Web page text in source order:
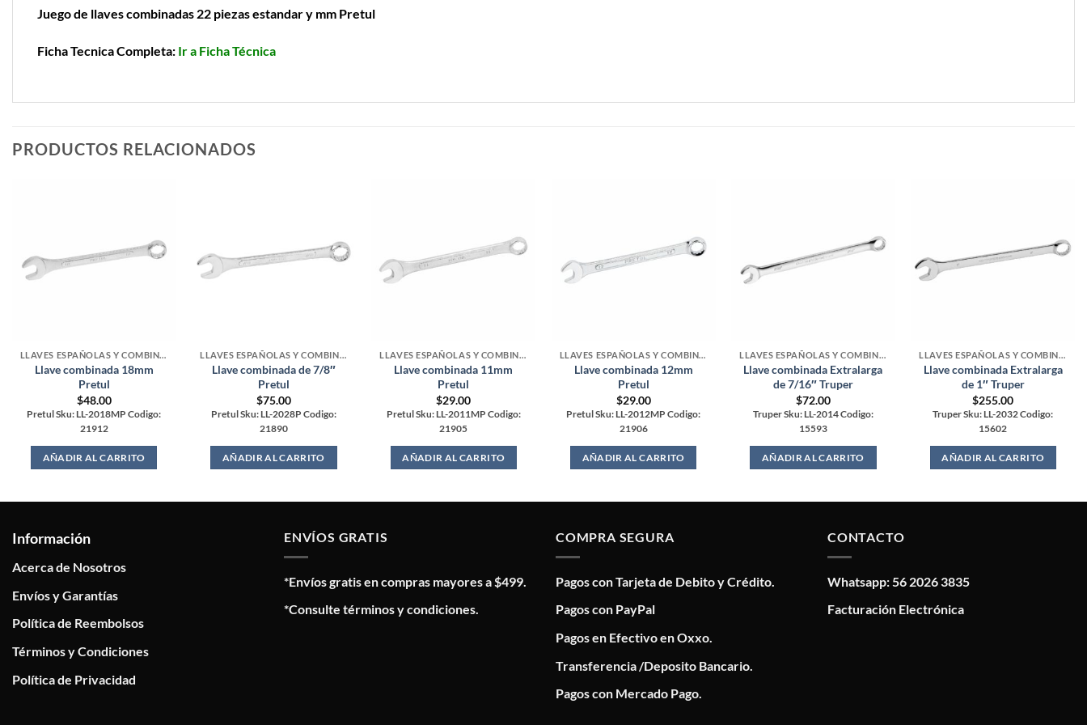
Juego de llaves combinadas 22 piezas estandar y mm Pretul
Ficha Tecnica Completa: Ir a Ficha Técnica
PRODUCTOS RELACIONADOS
LLAVES ESPAÑOLAS Y COMBINADAS
Llave combinada 18mm
Pretul
$48.00
Pretul Sku: LL-2018MP Codigo:
21912
AÑADIR AL CARRITO
LLAVES ESPAÑOLAS Y COMBINADAS
Llave combinada de 7/8″
Pretul
$75.00
Pretul Sku: LL-2028P Codigo:
21890
AÑADIR AL CARRITO
LLAVES ESPAÑOLAS Y COMBINADAS
Llave combinada 11mm
Pretul
$29.00
Pretul Sku: LL-2011MP Codigo:
21905
AÑADIR AL CARRITO
LLAVES ESPAÑOLAS Y COMBINADAS
Llave combinada 12mm
Pretul
$29.00
Pretul Sku: LL-2012MP Codigo:
21906
AÑADIR AL CARRITO
LLAVES ESPAÑOLAS Y COMBINADAS
Llave combinada Extralarga
de 7/16″ Truper
$72.00
Truper Sku: LL-2014 Codigo:
15593
AÑADIR AL CARRITO
LLAVES ESPAÑOLAS Y COMBINADAS
Llave combinada Extralarga
de 1″ Truper
$255.00
Truper Sku: LL-2032 Codigo:
15602
AÑADIR AL CARRITO
Información
Acerca de Nosotros
Envíos y Garantías
Política de Reembolsos
Términos y Condiciones
Política de Privacidad
ENVÍOS GRATIS
*Envíos gratis en compras mayores a $499.
*Consulte términos y condiciones.
COMPRA SEGURA
Pagos con Tarjeta de Debito y Crédito.
Pagos con PayPal
Pagos en Efectivo en Oxxo.
Transferencia /Deposito Bancario.
Pagos con Mercado Pago.
CONTACTO
Whatsapp: 56 2026 3835
Facturación Electrónica